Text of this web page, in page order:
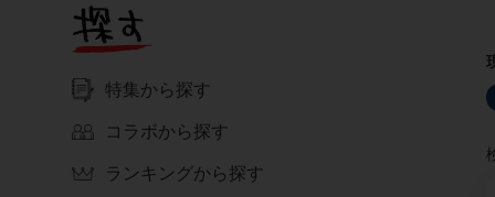
特集から探す
コラボから探す
ランキングから探す